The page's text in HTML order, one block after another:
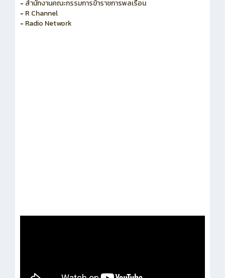
- สำนักงานคณะกรรมการพัฒนาระบบราชการ
- สำนักงานคณะกรรมการข้าราชการพลเรือน
- R Channel